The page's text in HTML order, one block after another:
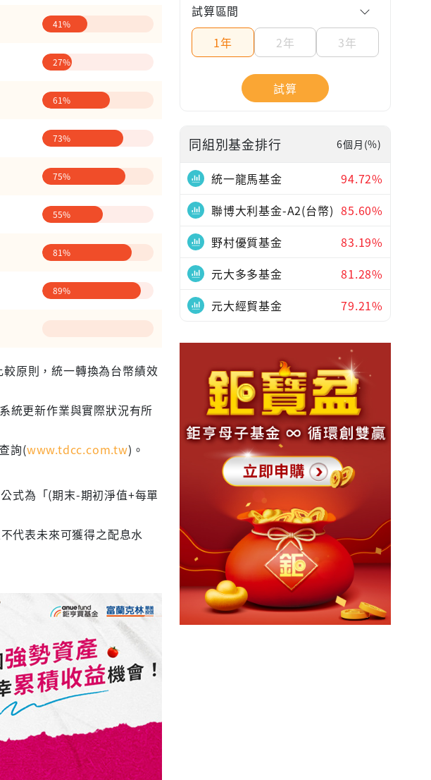
41%
27%
61%
73%
75%
55%
81%
89%
原則，統一轉換為台幣績效
統更新作業與實際狀況有所
詢(www.tdcc.com.tw)。
式為「(期末-期初淨值+每單
代表未來可獲得之配息水
試算區間
1年
2年 3年
試算
同組別基金排行 6個月(%)
統一龍馬基金
94.72%
聯博大利基金-A2(台幣) 85.60%
野村優質基金
83.19%
元大多多基金
81.28%
元大經貿基金
79.21%